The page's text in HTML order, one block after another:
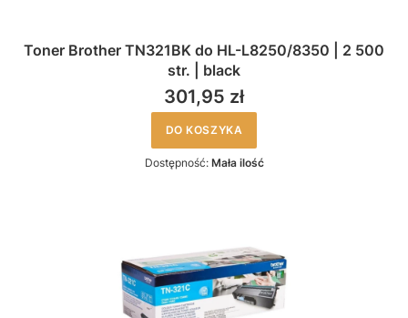
Toner Brother TN321BK do HL-L8250/8350 | 2 500
str. | black
301,95 zł
DO KOSZYKA
Dostępność: Mała ilość